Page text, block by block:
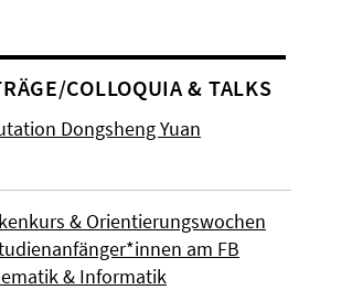
COLLOQUIA & TALKS
Dongsheng Yuan
& Orientierungswochen
am FB
& Informatik